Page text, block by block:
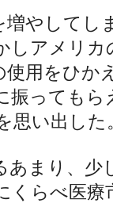
やしてし
しアメリカ
使用をひか
振ってもら
思い出した
まり、少
くらべ医療